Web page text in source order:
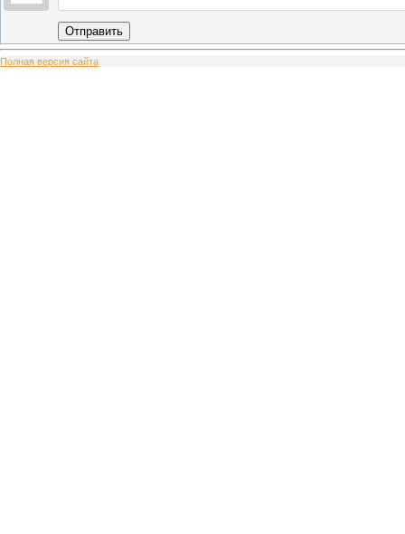
Отправить
Полная версия сайта